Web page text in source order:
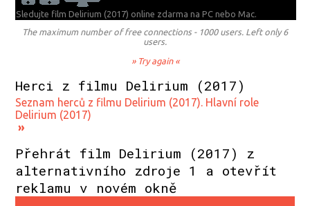
Sledujte film Delirium (2017) online zdarma naPC nebo Mac.
The maximum number of free connections - 1000 users. Left only 6
users.
» Try again «
Herci z filmu Delirium (2017)
Seznam herců z filmu Delirium (2017). Hlavní role
Delirium (2017)
»
Přehrát film Delirium (2017) z
alternativního zdroje 1 a otevřít
reklamu v novém okně